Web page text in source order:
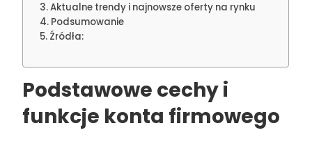
Aktualne trendy i najnowsze oferty na rynku
Podsumowanie
Źródła:
Podstawowe cechy i
funkcje konta firmowego